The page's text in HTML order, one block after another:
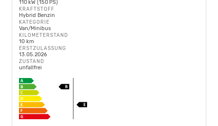
110 kW (150 PS)
KRAFTSTOFF
Hybrid Benzin
KATEGORIE
Van/Minibus
KILOMETERSTAND
10 km
ERSTZULASSUNG
13.05.2026
ZUSTAND
unfallfrei